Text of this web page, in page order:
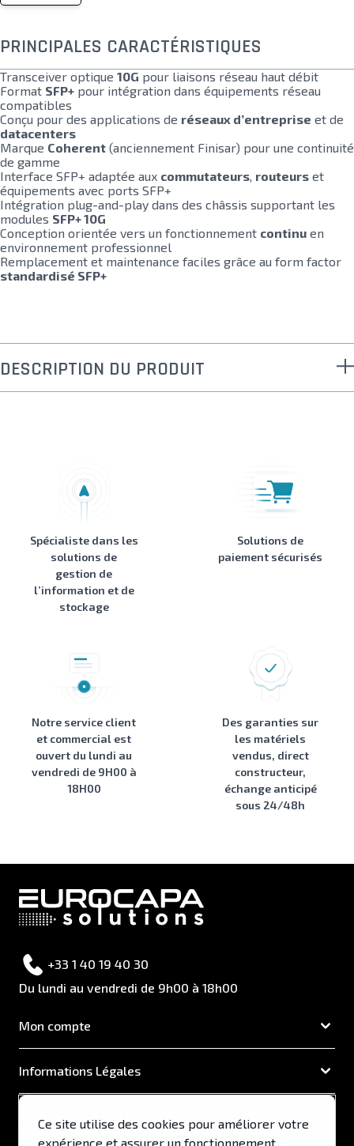
PRINCIPALES CARACTÉRISTIQUES
Transceiver optique 10G pour liaisons réseau haut débit
Format SFP+ pour intégration dans équipements réseau
compatibles
Conçu pour des applications de réseaux d’entreprise et de
datacenters
Marque Coherent (anciennement Finisar) pour une continuité
de gamme
Interface SFP+ adaptée aux commutateurs, routeurs et
équipements avec ports SFP+
Intégration plug-and-play dans des châssis supportant les
modules SFP+ 10G
Conception orientée vers un fonctionnement continu en
environnement professionnel
Remplacement et maintenance faciles grâce au form factor
standardisé SFP+
DESCRIPTION DU PRODUIT
Spécialiste dans les
solutions de
gestion de
l’information et de
stockage
Solutions de
paiement sécurisés
Notre service client
et commercial est
ouvert du lundi au
vendredi de 9H00 à
18H00
Des garanties sur
les matériels
vendus, direct
constructeur,
échange anticipé
sous 24/48h
+33 1 40 19 40 30
Du lundi au vendredi de 9h00 à 18h00
Mon compte
Informations Légales
Ce site utilise des cookies pour améliorer votre
expérience et assurer un fonctionnement